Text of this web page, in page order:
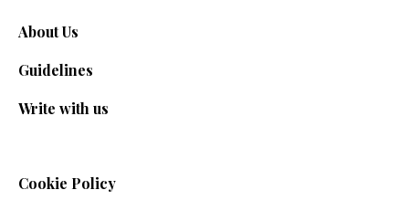
About Us
Guidelines
Write with us
Cookie Policy